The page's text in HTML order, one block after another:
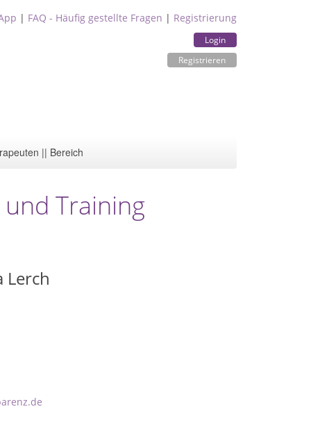
| FAQ - Häufig gestellte Fragen | Registrierung
Login
Registrieren
|| Bereich
Training
Lerch